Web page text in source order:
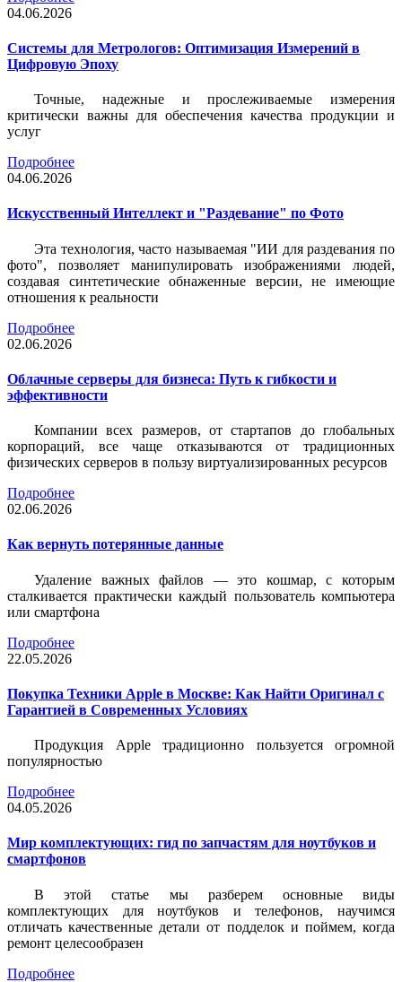
04.06.2026
Системы для Метрологов: Оптимизация Измерений в
Цифровую Эпоху
Точные, надежные и прослеживаемые измерения
критически важны для обеспечения качества продукции и
услуг
Подробнее
04.06.2026
Искусственный Интеллект и "Раздевание" по Фото
Эта технология, часто называемая "ИИ для раздевания по
фото", позволяет манипулировать изображениями людей,
создавая синтетические обнаженные версии, не имеющие
отношения к реальности
Подробнее
02.06.2026
Облачные серверы для бизнеса: Путь к гибкости и
эффективности
Компании всех размеров, от стартапов до глобальных
корпораций, все чаще отказываются от традиционных
физических серверов в пользу виртуализированных ресурсов
Подробнее
02.06.2026
Как вернуть потерянные данные
Удаление важных файлов — это кошмар, с которым
сталкивается практически каждый пользователь компьютера
или смартфона
Подробнее
22.05.2026
Покупка Техники Apple в Москве: Как Найти Оригинал с
Гарантией в Современных Условиях
Продукция Apple традиционно пользуется огромной
популярностью
Подробнее
04.05.2026
Мир комплектующих: гид по запчастям для ноутбуков и
смартфонов
В этой статье мы разберем основные виды
комплектующих для ноутбуков и телефонов, научимся
отличать качественные детали от подделок и поймем, когда
ремонт целесообразен
Подробнее